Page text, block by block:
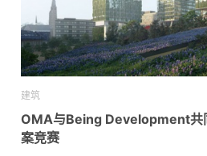
建筑
OMA与Being Development共
案竞赛